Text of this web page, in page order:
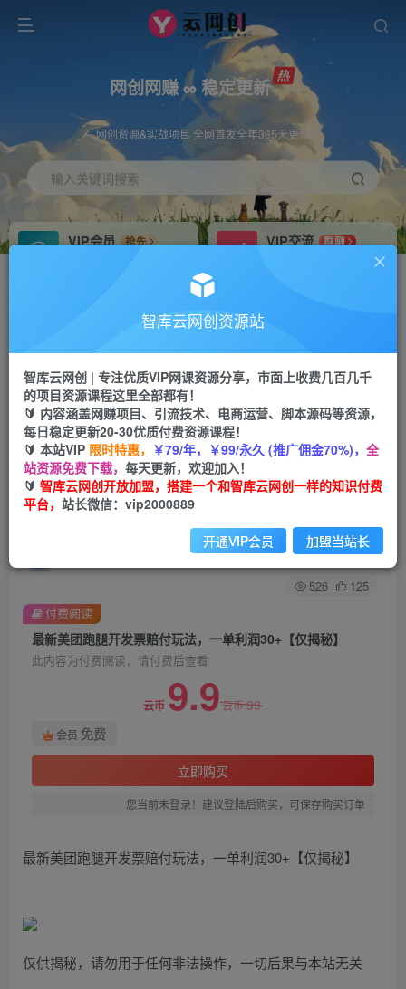
网创网赚 ∞ 稳定更新
网创资源&实战项目 全网首发全年365天更新
输入关键词搜索
VIP会员
抢先
VIP交流
群聊
研究探讨更多创业项目路子。
会员专属推广链接
网赚网创 项目
365天稳定跟新
APP下载
GO
首页 创业课程 会员免费 正文
最新美团跑腿开发票赔付玩法，一单利润30+【仅
揭秘】
关注 私信
526 125
最新美团跑腿开发票赔付玩法，一单利润30+【仅揭秘】
此内容为付费阅读，请付费后查看
云币 9.9云币99
会员 免费
立即购买
您当前未登录！建议登陆后购买，可保存购买订单
付费阅读
最新美团跑腿开发票赔付玩法，一单利润30+【仅揭秘】
仅供揭秘，请勿用于任何非法操作，一切后果与本站无关
智库云网创资源站
智库云网创 | 专注优质VIP网课资源分享，市面上收费几百几千
的项目资源课程这里全部都有！
🔰 内容涵盖网赚项目、引流技术、电商运营、脚本源码等资源，
每日稳定更新20-30优质付费资源课程！
🔰 本站VIP 限时特惠， ￥79/年，￥99/永久 (推广佣金70%)， 全
站资源免费下载， 每天更新，欢迎加入！
🔰 智库云网创开放加盟，搭建一个和智库云网创一样的知识付费
平台， 站长微信：vip2000889
开通VIP会员 加盟当站长